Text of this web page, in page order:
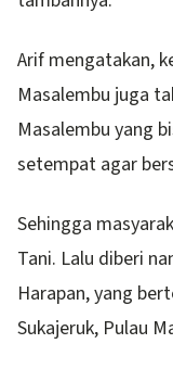
Arif mengatakan,
Masalembu juga
Masalembu yang
setempat agar
Sehingga
Tani. Lalu diberi
Harapan, yang
Sukajeruk, Pulau